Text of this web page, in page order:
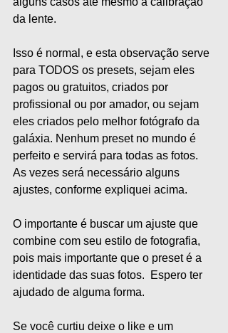
da lente.
Isso é normal, e esta observação serve
para TODOS os presets, sejam eles
pagos ou gratuitos, criados por
profissional ou por amador, ou sejam
eles criados pelo melhor fotógrafo da
galáxia. Nenhum preset no mundo é
perfeito e servirá para todas as fotos.
As vezes será necessário alguns
ajustes, conforme expliquei acima.
O importante é buscar um ajuste que
combine com seu estilo de fotografia,
pois mais importante que o preset é a
identidade das suas fotos.  Espero ter
ajudado de alguma forma.
Se você curtiu deixe o like e um